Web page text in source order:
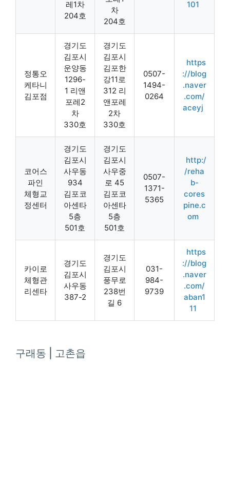
레1차
204호
차
204호
101
정통오
케타니
김포점
경기도
김포시
운양동
1296-
1 리앤
포레2
차
330호
경기도
김포시
김포한
강11로
312 리
앤포레
2차
330호
0507-
1494-
0264
https
://blog
.naver
.com/
aceyj
코어스
파인
체형교
정센터
경기도
김포시
사우동
934
김포코
아센타
5층
501호
경기도
김포시
사우중
로 45
김포코
아센타
5층
501호
0507-
1371-
5365
http:/
/reha
b-
cores
pine.c
om
카이로
체형관
리센타
경기도
김포시
사우동
387-2
경기도
김포시
풍무로
238번
길 6
031-
984-
9739
https
://blog
.naver
.com/
aban1
11
구래동 | 고촌읍